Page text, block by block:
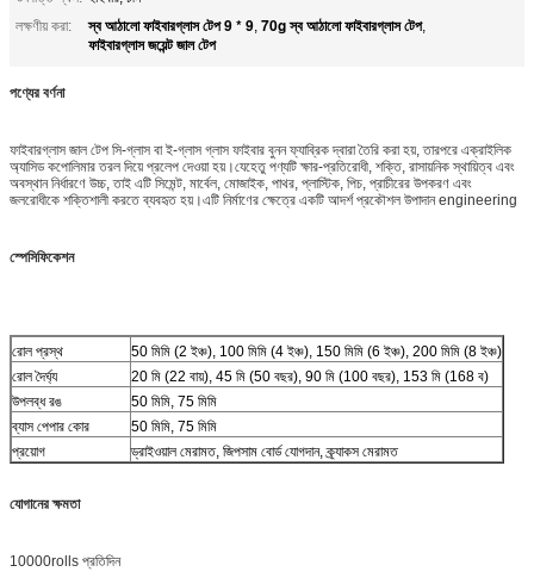
লক্ষণীয় করা:
স্ব আঠালো ফাইবারগ্লাস টেপ 9 * 9, 70g স্ব আঠালো ফাইবারগ্লাস টেপ,
ফাইবারগ্লাস জয়েন্ট জাল টেপ
পণ্যের বর্ণনা
ফাইবারগ্লাস জাল টেপ সি-গ্লাস বা ই-গ্লাস গ্লাস ফাইবার বুনন ফ্যাব্রিক দ্বারা তৈরি করা হয়, তারপরে এক্রাইলিক
অ্যাসিড কপোলিমার তরল দিয়ে প্রলেপ দেওয়া হয়।যেহেতু পণ্যটি ক্ষার-প্রতিরোধী, শক্তি, রাসায়নিক স্থায়িত্ব এবং
অবস্থান নির্ধারণে উচ্চ, তাই এটি সিমেন্ট, মার্বেল, মোজাইক, পাথর, প্লাস্টিক, পিচ, প্রাচীরের উপকরণ এবং
জলরোধীকে শক্তিশালী করতে ব্যবহৃত হয়।এটি নির্মাণের ক্ষেত্রে একটি আদর্শ প্রকৌশল উপাদান engineering
স্পেসিফিকেশন
রোল প্রস্থ
50 মিমি (2 ইঞ্চ), 100 মিমি (4 ইঞ্চ), 150 মিমি (6 ইঞ্চ), 200 মিমি (8 ইঞ্চ)
রোল দৈর্ঘ্য
20 মি (22 বায়), 45 মি (50 বছর), 90 মি (100 বছর), 153 মি (168 ব)
উপলব্ধ রঙ
50 মিমি, 75 মিমি
ব্যাস পেপার কোর
50 মিমি, 75 মিমি
প্রয়োগ
ড্রাইওয়াল মেরামত, জিপসাম বোর্ড যোগদান, ক্র্যাকস মেরামত
যোগানের ক্ষমতা
10000rolls প্রতিদিন